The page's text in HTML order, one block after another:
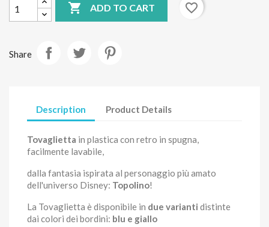
 ADD TO CART favorite_border
Share
Description Product Details
Tovaglietta in plastica con retro in spugna,
facilmente lavabile,
dalla fantasia ispirata al personaggio più amato
dell'universo Disney: Topolino!
La Tovaglietta è disponibile in due varianti distinte
dai colori dei bordini: blu e giallo